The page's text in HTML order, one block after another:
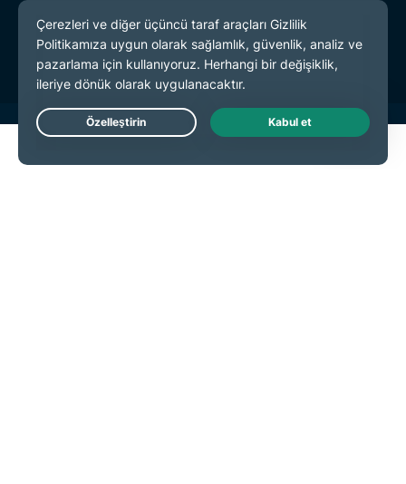
Hizmet Koşulları
Çerez Tercihleri
Live Chat